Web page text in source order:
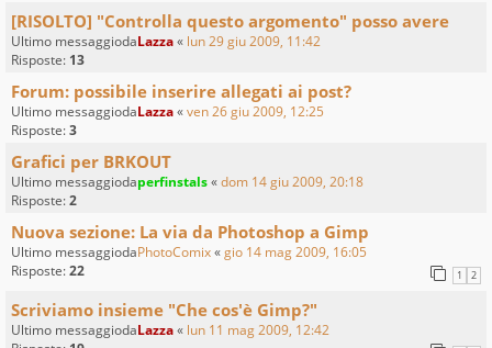
[RISOLTO] "Controlla questo argomento" posso avere
Ultimo messaggiodaLazza« lun 29 giu 2009, 11:42
Risposte: 13
Forum: possibile inserire allegati ai post?
Ultimo messaggiodaLazza«ven 26 giu 2009, 12:25
Risposte:3
Grafici per BRKOUT
Ultimo messaggiodaperfinstals«dom 14 giu 2009, 20:18
Risposte:2
Nuova sezione: La via da Photoshop a Gimp
Ultimo messaggiodaPhotoComix«gio 14 mag 2009, 16:05
Risposte:22 1 2
Scriviamo insieme "Che cos'è Gimp?"
Ultimo messaggiodaLazza« lun 11 mag 2009, 12:42